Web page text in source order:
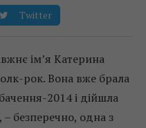
Twitter
ім’я Катерина
рок. Вона вже брала
2014 і дійшла
безперечно, одна з